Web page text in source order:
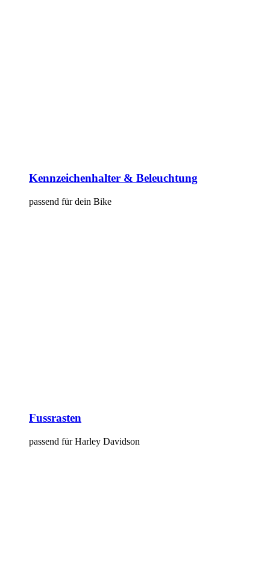
Kennzeichenhalter & Beleuchtung
passend für dein Bike
Fussrasten
passend für Harley Davidson